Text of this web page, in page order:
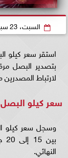
السبت، 23 سبتمبر 2023
استقر سعر كيلو
بتصدير البصل
لارتباط
سعر كيلو
وسجل سعر كيلو
النهائي.